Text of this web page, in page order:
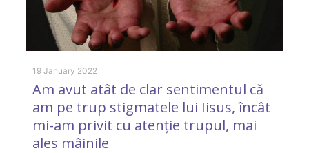
19 January 2022
Am avut atât de clar sentimentul că
am pe trup stigmatele lui Iisus, încât
mi-am privit cu atenție trupul, mai
ales mâinile